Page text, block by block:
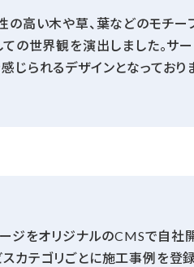
の高い木や草、葉などのモチ
ての世界観を演出しました。サ
られるデザインとなっており
ジをオリジナルのCMSで自社
カテゴリごとに施工事例を登